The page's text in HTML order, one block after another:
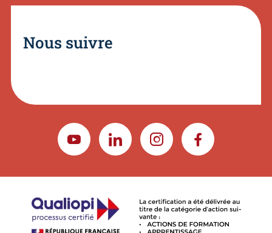
Nous suivre
YOUTUBELINKEDININSTAGRAMFACEBOOK